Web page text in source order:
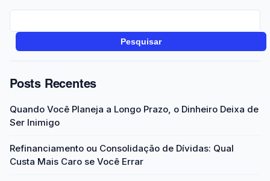
Pesquisar
Posts Recentes
Quando Você Planeja a Longo Prazo, o Dinheiro Deixa de
Ser Inimigo
Refinanciamento ou Consolidação de Dívidas: Qual
Custa Mais Caro se Você Errar